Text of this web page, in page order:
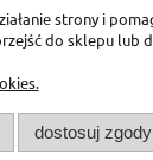
Polityka
Polityka
strony i
do sklepu
dostosuj zgody